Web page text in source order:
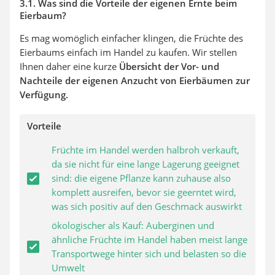
3.1. Was sind die Vorteile der eigenen Ernte beim
Eierbaum?
Es mag womöglich einfacher klingen, die Früchte des
Eierbaums einfach im Handel zu kaufen. Wir stellen
Ihnen daher eine kurze Übersicht der Vor- und
Nachteile der eigenen Anzucht von Eierbäumen zur
Verfügung.
Vorteile
Früchte im Handel werden halbroh verkauft,
da sie nicht für eine lange Lagerung geeignet
sind: die eigene Pflanze kann zuhause also
komplett ausreifen, bevor sie geerntet wird,
was sich positiv auf den Geschmack auswirkt
ökologischer als Kauf: Auberginen und
ähnliche Früchte im Handel haben meist lange
Transportwege hinter sich und belasten so die
Umwelt